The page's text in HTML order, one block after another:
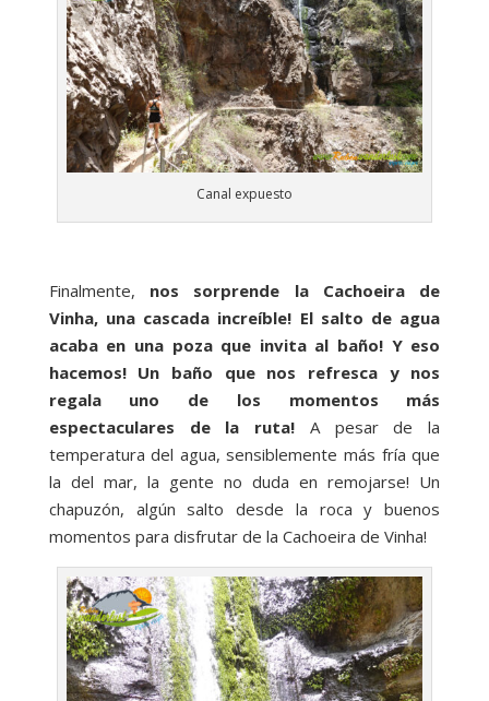
Canal expuesto
Finalmente, nos sorprende la Cachoeira de
Vinha, una cascada increíble! El salto de agua
acaba en una poza que invita al baño! Y eso
hacemos! Un baño que nos refresca y nos
regala uno de los momentos más
espectaculares de la ruta! A pesar de la
temperatura del agua, sensiblemente más fría que
la del mar, la gente no duda en remojarse! Un
chapuzón, algún salto desde la roca y buenos
momentos para disfrutar de la Cachoeira de Vinha!